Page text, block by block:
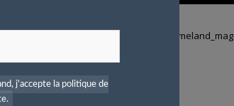
Tweets by Animeland_mag
j'accepte la politique de